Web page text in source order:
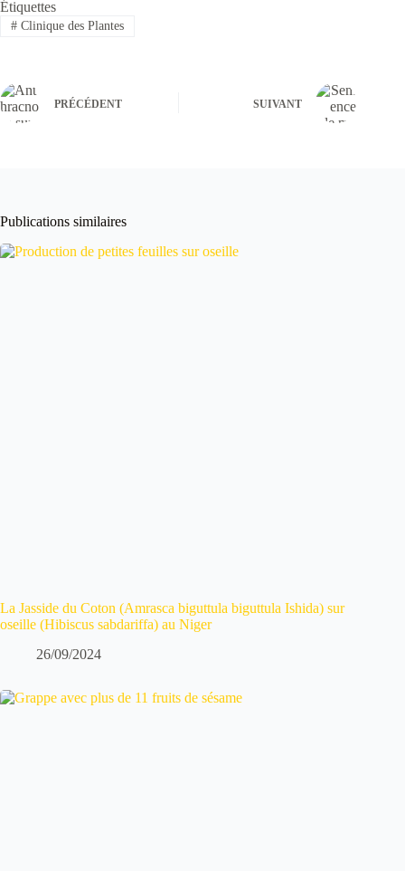
Étiquettes
#Clinique des Plantes
PRÉCÉDENT SUIVANT
Publications similaires
La Jasside du Coton (Amrasca biguttula biguttula Ishida) sur
oseille (Hibiscus sabdariffa) au Niger
26/09/2024